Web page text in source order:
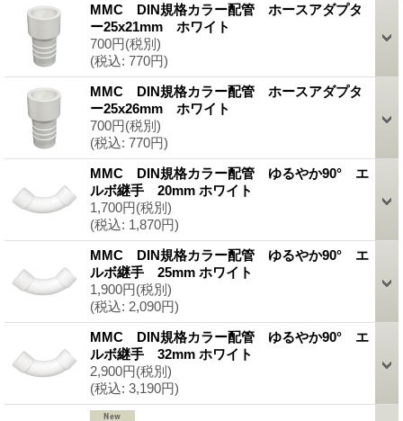
MMC DIN規格カラー配管 ホースアダプタ
ー25x21mm ホワイト
700円(税別)
(税込: 770円)
MMC DIN規格カラー配管 ホースアダプタ
ー25x26mm ホワイト
700円(税別)
(税込: 770円)
MMC DIN規格カラー配管 ゆるやか90° エ
ルボ継手 20mm ホワイト
1,700円(税別)
(税込: 1,870円)
MMC DIN規格カラー配管 ゆるやか90° エ
ルボ継手 25mm ホワイト
1,900円(税別)
(税込: 2,090円)
MMC DIN規格カラー配管 ゆるやか90° エ
ルボ継手 32mm ホワイト
2,900円(税別)
(税込: 3,190円)